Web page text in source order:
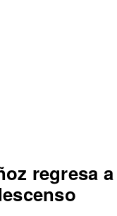
récord
vencer a